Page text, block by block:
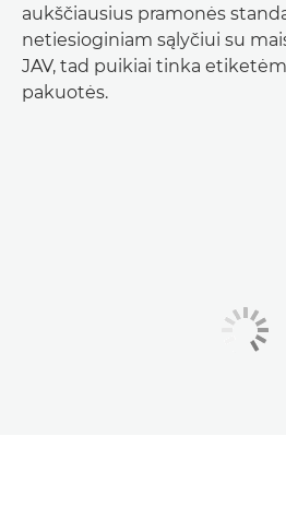
aukščiausius pramonės
netiesioginiam sąlyčiui su
JAV, tad puikiai tinka
pakuotės.